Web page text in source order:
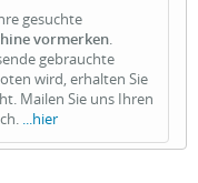
gesuchte
vormerken.
gebrauchte
wird, erhalten Sie
Mailen Sie uns Ihren
...hier